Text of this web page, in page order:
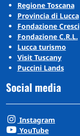
Regione Toscana
Provincia di Lucca
Fondazione Cresci
Fondazione C.R.L.
Lucca turismo
Visit Tuscany
Puccini Lands
Social media
Instagram
YouTube